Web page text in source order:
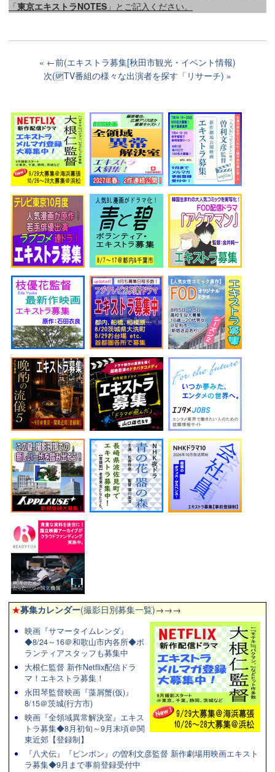
「東京エキストラNOTES 」とご記入ください。
←前(エキストラ募集[秋田市観光・イベント情報)
次(🆙TV番組の様々な出演者を探す「リサーチ)
★募集カレンダー(撮影日別募集一覧)→→→
映画『サマータイムレンダ』
◆8/24～16＠和歌山市内各所◆ボ
ランティアスタッフも募集中
大根仁監督 新作Netflix配信ドラ
マ！エキストラ募集！
永田琴監督映画『藻屑蟹(仮)』
8/15＠茨城(行方市)
映画『全領域異常解決室』エキス
トラ募集◆8月初旬～9月末頃＠関
東近郊【登録制】
『八犬伝』『ピンポン』の曽利文彦監督 新作劇場用映画エキスト
ラ募集◆9月まで事前登録受付中